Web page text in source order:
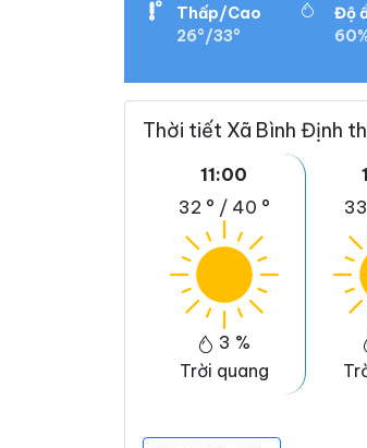
Thấp/Cao
26°/33°
Độ
Thời tiết Xã Bình Định
11:00
32 ° / 40 °
3 %
Trời quang